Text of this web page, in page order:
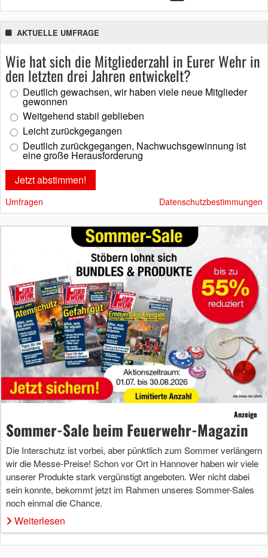
AKTUELLE UMFRAGE
Wie hat sich die Mitgliederzahl in Eurer Wehr in
den letzten drei Jahren entwickelt?
Deutlich gewachsen, wir haben viele neue Mitglieder
gewonnen
Weitgehend stabil geblieben
Leicht zurückgegangen
Deutlich zurückgegangen, Nachwuchsgewinnung ist
eine große Herausforderung
Umfragen Datenschutzbestimmungen
Anzeige
Sommer-Sale beim Feuerwehr-Magazin
Die Interschutz ist vorbei, aber pünktlich zum Sommer verlängern
wir die Messe-Preise! Schon vor Ort in Hannover haben wir viele
unserer Produkte stark vergünstigt angeboten. Wer nicht dabei
sein konnte, bekommt jetzt im Rahmen unseres Sommer-Sales
noch einmal die Chance.
Weiterlesen